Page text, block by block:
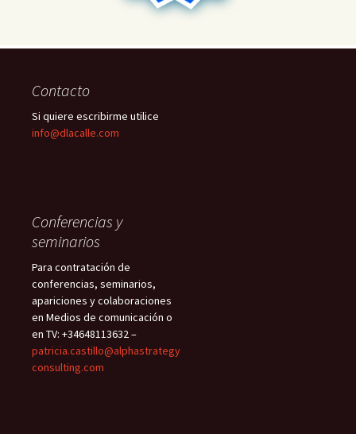
Contacto
Si quiere escribirme utilice
info@dlacalle.com
Conferencias y
seminarios
Para contratación de
conferencias, seminarios,
apariciones y colaboraciones
en Medios de comunicación o
en TV: +34648113632 –
patricia.castillo@alphastrategy
consulting.com